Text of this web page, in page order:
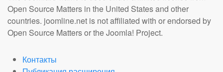
Open Source Matters in the United States and other
countries. joomline.net is not affiliated with or endorsed by
Open Source Matters or the Joomla! Project.
Контакты